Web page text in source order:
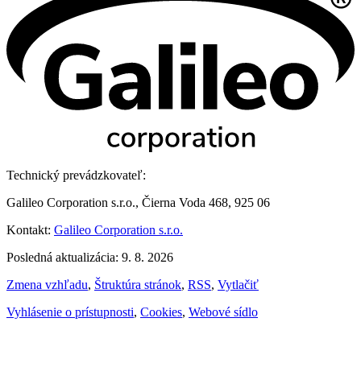
Technický prevádzkovateľ:
Galileo Corporation s.r.o., Čierna Voda 468, 925 06
Kontakt: Galileo Corporation s.r.o.
Posledná aktualizácia: 9. 8. 2026
Zmena vzhľadu, Štruktúra stránok, RSS, Vytlačiť
Vyhlásenie o prístupnosti, Cookies, Webové sídlo